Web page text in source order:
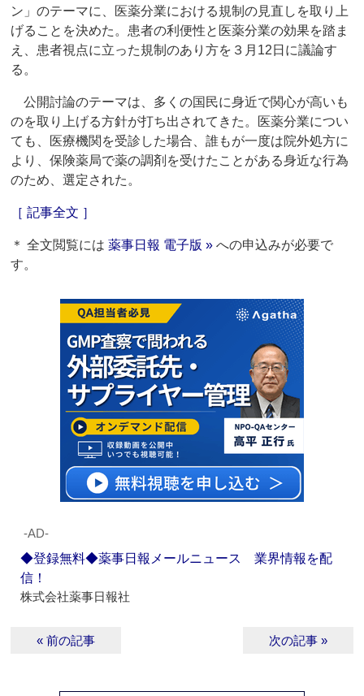
ン」のテーマに、医薬分業における規制の見直しを取り上
げることを決めた。患者の利便性と医薬分業の効果を踏ま
え、患者視点に立った規制のあり方を３月12日に議論す
る。
公開討論のテーマは、多くの国民に身近で関心が高いも
のを取り上げる方針が打ち出されてきた。医薬分業につい
ても、医療機関を受診した場合、誰もが一度は院外処方に
より、保険薬局で薬の調剤を受けたことがある身近な行為
のため、選定された。
［ 記事全文 ］
＊ 全文閲覧には薬事日報 電子版 » への申込みが必要で
す。
‐AD‐
◆登録無料◆薬事日報メールニュース 業界情報を配
信！
株式会社薬事日報社
« 前の記事 次の記事 »